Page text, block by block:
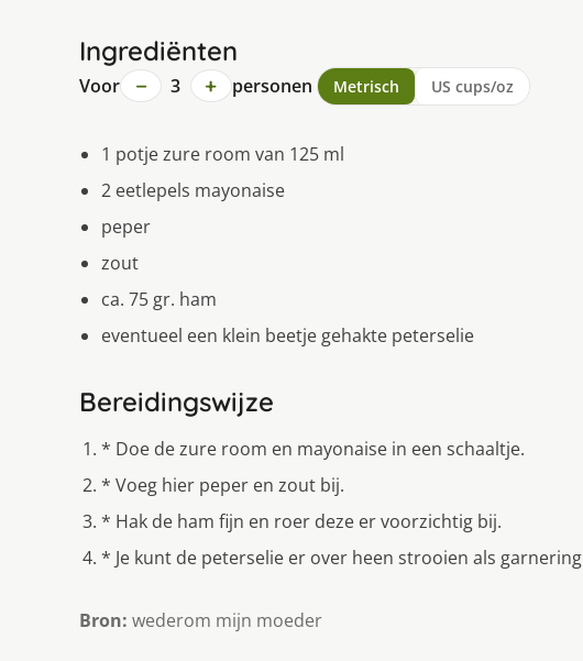
Ingrediënten
Voor − 3 + personen Metrisch US cups/oz
1 potje zure room van 125 ml
2 eetlepels mayonaise
peper
zout
ca. 75 gr. ham
eventueel een klein beetje gehakte peterselie
Bereidingswijze
* Doe de zure room en mayonaise in een schaaltje.
* Voeg hier peper en zout bij.
* Hak de ham fijn en roer deze er voorzichtig bij.
* Je kunt de peterselie er over heen strooien als garnering
Bron: wederom mijn moeder